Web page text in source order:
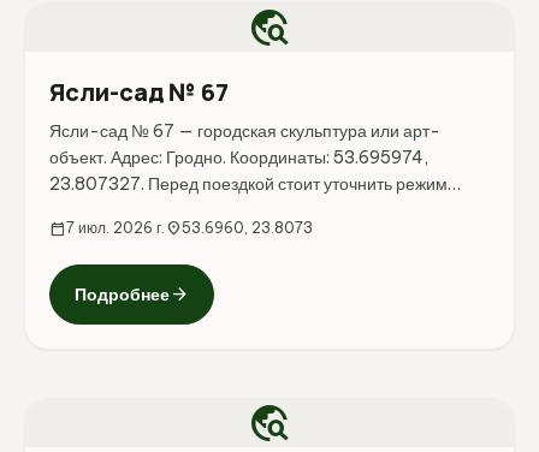
travel_explore
Ясли-сад № 67
Ясли-сад № 67 — городская скульптура или арт-
объект. Адрес: Гродно. Координаты: 53.695974,
23.807327. Перед поездкой стоит уточнить режим
на официальных ресурсах.
calendar_today7 июл. 2026 г. location_on53.6960, 23.8073
Подробнееarrow_forward
travel_explore